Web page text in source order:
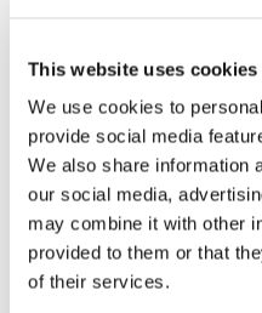
This website uses cookies
We use cookies to
provide social media
We also share information
our social media,
may combine it with other
provided to them or that
of their services.
VULNERABILIDADES
Ya llegó el martes
Su dirección de correo
campos obligatorios están